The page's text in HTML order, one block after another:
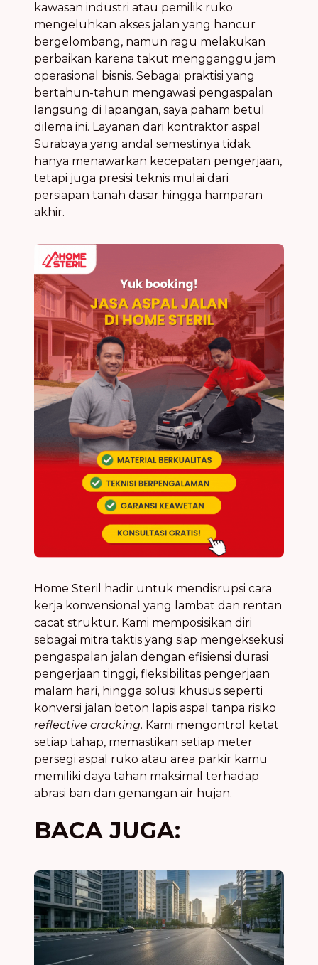
kawasan industri atau pemilik ruko
mengeluhkan akses jalan yang hancur
bergelombang, namun ragu melakukan
perbaikan karena takut mengganggu jam
operasional bisnis. Sebagai praktisi yang
bertahun-tahun mengawasi pengaspalan
langsung di lapangan, saya paham betul
dilema ini. Layanan dari kontraktor aspal
Surabaya yang andal semestinya tidak
hanya menawarkan kecepatan pengerjaan,
tetapi juga presisi teknis mulai dari
persiapan tanah dasar hingga hamparan
akhir.
Home Steril hadir untuk mendisrupsi cara
kerja konvensional yang lambat dan rentan
cacat struktur. Kami memposisikan diri
sebagai mitra taktis yang siap mengeksekusi
pengaspalan jalan dengan efisiensi durasi
pengerjaan tinggi, fleksibilitas pengerjaan
malam hari, hingga solusi khusus seperti
konversi jalan beton lapis aspal tanpa risiko
reflective cracking. Kami mengontrol ketat
setiap tahap, memastikan setiap meter
persegi aspal ruko atau area parkir kamu
memiliki daya tahan maksimal terhadap
abrasi ban dan genangan air hujan.
BACA JUGA: